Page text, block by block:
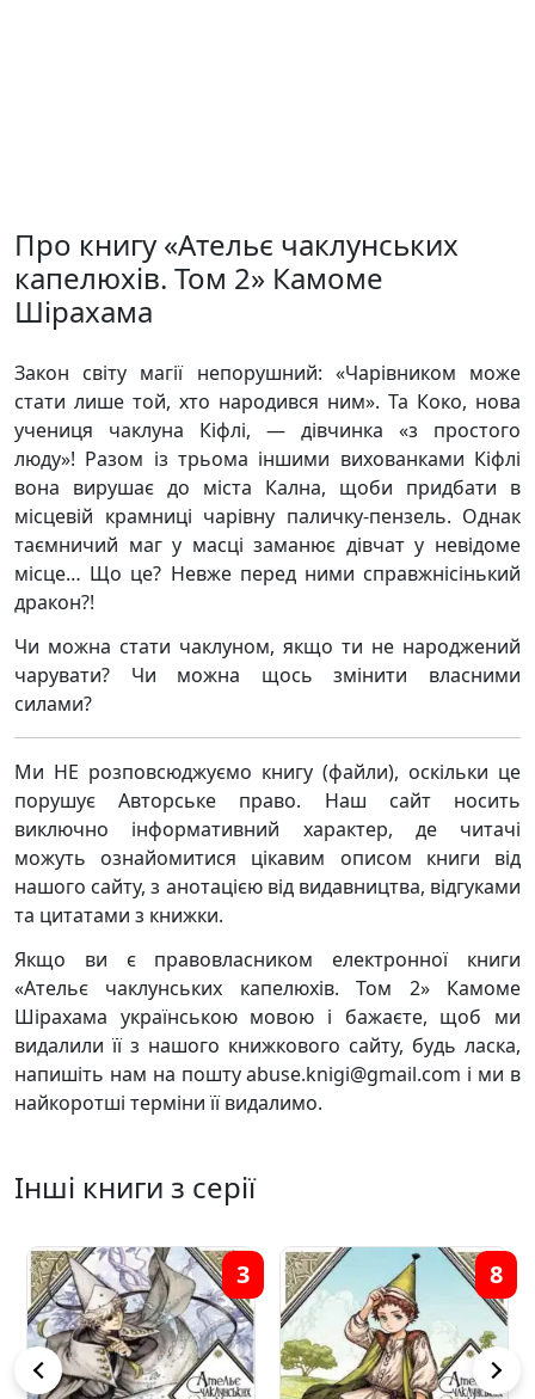
Про книгу «Ательє чаклунських
капелюхів. Том 2» Камоме
Шірахама
Закон світу магії непорушний: «Чарівником може
стати лише той, хто народився ним». Та Коко, нова
учениця чаклуна Кіфлі, — дівчинка «з простого
люду»! Разом із трьома іншими вихованками Кіфлі
вона вирушає до міста Кална, щоби придбати в
місцевій крамниці чарівну паличку-пензель. Однак
таємничий маг у масці заманює дівчат у невідоме
місце… Що це? Невже перед ними справжнісінький
дракон?!
Чи можна стати чаклуном, якщо ти не народжений
чарувати? Чи можна щось змінити власними
силами?
Ми НЕ розповсюджуємо книгу (файли), оскільки це
порушує Авторське право. Наш сайт носить
виключно інформативний характер, де читачі
можуть ознайомитися цікавим описом книги від
нашого сайту, з анотацією від видавництва, відгуками
та цитатами з книжки.
Якщо ви є правовласником електронної книги
«Ательє чаклунських капелюхів. Том 2» Камоме
Шірахама українською мовою і бажаєте, щоб ми
видалили її з нашого книжкового сайту, будь ласка,
напишіть нам на пошту abuse.knigi@gmail.com і ми в
найкоротші терміни її видалимо.
Інші книги з серії
3 8